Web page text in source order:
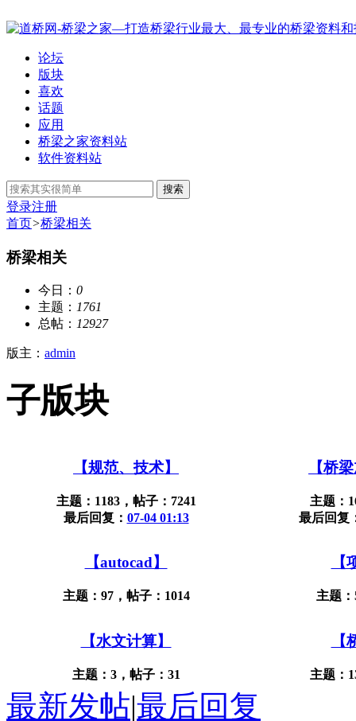
论坛
版块
喜欢
话题
应用
桥梁之家资料站
软件资料站
搜索
登录注册
首页>桥梁相关
桥梁相关
今日： 0
主题： 1761
总帖： 12927
版主： admin
子版块
【规范、技术】
主题：1183，帖子：7241
最后回复： 07-04 01:13
【桥
主题：
最后回复
【autocad】
主题：97，帖子：1014
【
主题
【水文计算】
主题：3，帖子：31
【
主题：
最新发帖|最后回复